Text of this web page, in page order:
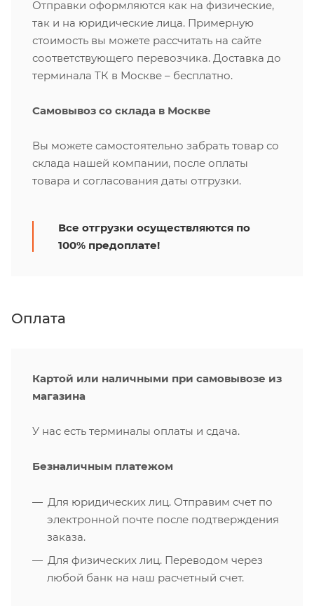
Отправки оформляются как на физические,
так и на юридические лица. Примерную
стоимость вы можете рассчитать на сайте
соответствующего перевозчика. Доставка до
терминала ТК в Москве – бесплатно.
Самовывоз со склада в Москве
Вы можете самостоятельно забрать товар со
склада нашей компании, после оплаты
товара и согласования даты отгрузки.
Все отгрузки осуществляются по
100% предоплате!
Оплата
Картой или наличными при самовывозе из
магазина
У нас есть терминалы оплаты и сдача.
Безналичным платежом
Для юридических лиц. Отправим счет по
электронной почте после подтверждения
заказа.
Для физических лиц. Переводом через
любой банк на наш расчетный счет.